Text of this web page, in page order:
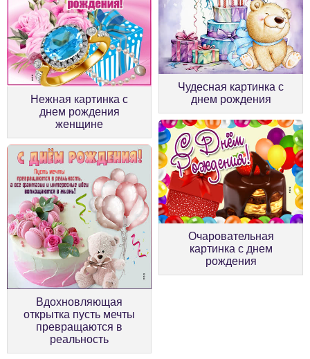
Нежная картинка с
днем рождения
женщине
Чудесная картинка с
днем рождения
Вдохновляющая
открытка пусть мечты
превращаются в
реальность
Очаровательная
картинка с днем
рождения